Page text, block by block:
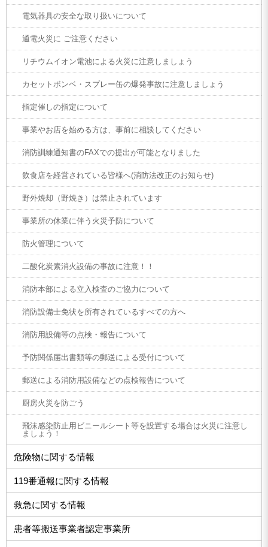
電気器具の安全な取り扱いについて
通電火災に ご注意ください
リチウムイオン電池による火災に注意しましょう
カセットボンベ・スプレー缶の爆発事故に注意しましょう
指定催しの指定について
事業やお店を始める方は、事前に相談してください
消防訓練通知書のFAXでの提出が可能となりました
飲食店を経営されている皆様へ(消防法改正のお知らせ)
野外焼却（野焼き）は禁止されています
事業所の休業に伴う火災予防について
防火管理について
二酸化炭素消火設備の事故に注意！！
消防本部による立入検査のご協力について
消防設備士免状を所有されているすべての方へ
消防用設備等の点検・報告について
予防関係届出書類等の郵送による受付について
郵送による消防用設備などの点検報告について
厨房火災を防ごう
飛沫感染防止用ビニールシート等を設置する場合は火災に注意し
ましょう！
危険物に関する情報
119番通報に関する情報
救急に関する情報
患者等搬送事業者認定事業所